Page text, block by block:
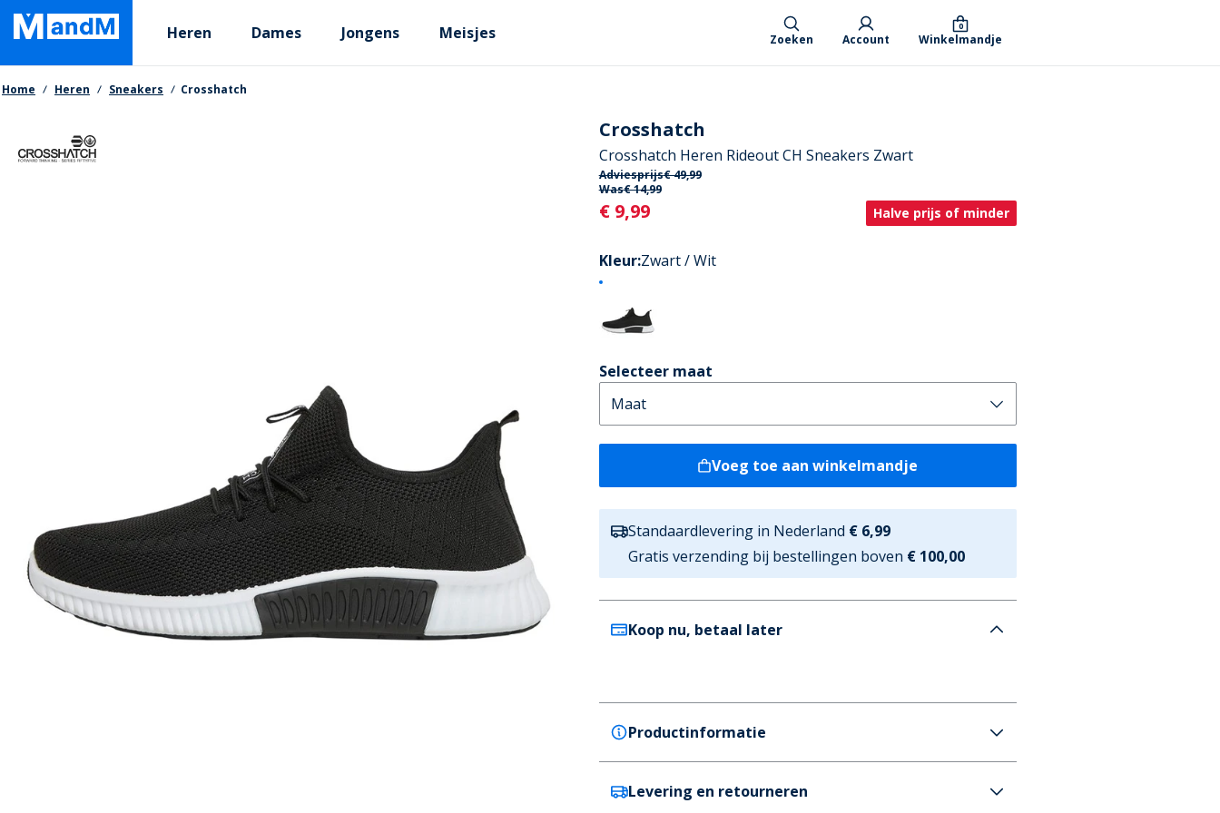
Skip
main
content
Primary departments
Heren Dames Jongens Meisjes Zoeken Account Winkelmandje
0
Kruimelpad
Home Heren Sneakers Crosshatch
Crosshatch
Crosshatch Heren Rideout CH Sneakers Zwart
Adviesprijs€ 49,99
Was€ 14,99
Current
€ 9,99 Halve prijs of minder
Kleur:Zwart / Wit
Selecteer maat
Voeg toe aan winkelmandje
Standaardlevering in Nederland € 6,99
Gratis verzending bij bestellingen boven € 100,00
Koop nu, betaal later
Productinformatie
Crosshatch
Levering en retourneren